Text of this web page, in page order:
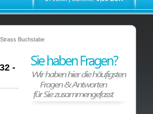
Buchstabe
-